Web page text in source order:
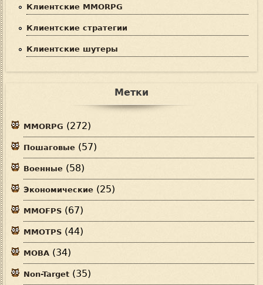
Клиентские MMORPG
Клиентские стратегии
Клиентские шутеры
Метки
MMORPG (272)
Пошаговые (57)
Военные (58)
Экономические (25)
MMOFPS (67)
MMOTPS (44)
MOBA (34)
Non-Target (35)